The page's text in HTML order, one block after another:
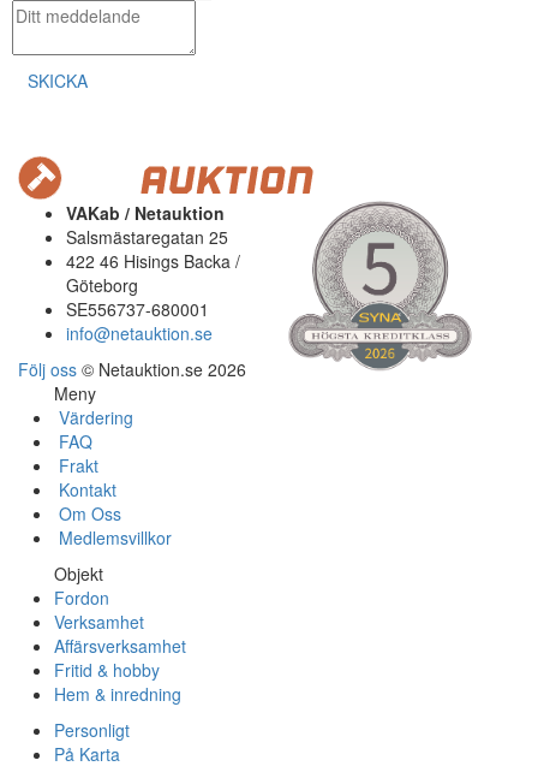
SKICKA
VAKab / Netauktion
Salsmästaregatan 25
422 46 Hisings Backa /
Göteborg
SE556737-680001
info@netauktion.se
Följ oss © Netauktion.se 2026
Meny
Värdering
FAQ
Frakt
Kontakt
Om Oss
Medlemsvillkor
Objekt
Fordon
Verksamhet
Affärsverksamhet
Fritid & hobby
Hem & inredning
Personligt
På Karta